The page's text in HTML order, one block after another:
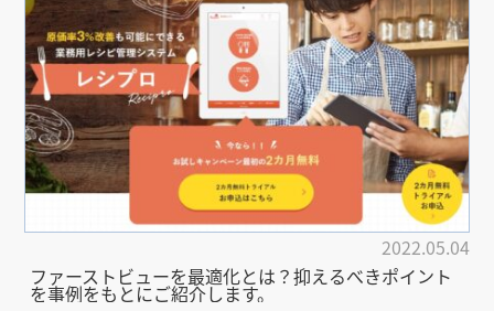
2022.05.04
ファーストビューを最適化とは？抑えるべきポイント
を事例をもとにご紹介します。